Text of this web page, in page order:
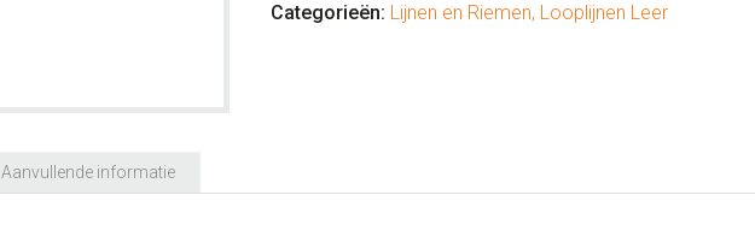
Categorieën: Lijnen en Riemen, Looplijnen Leer
Aanvullende informatie